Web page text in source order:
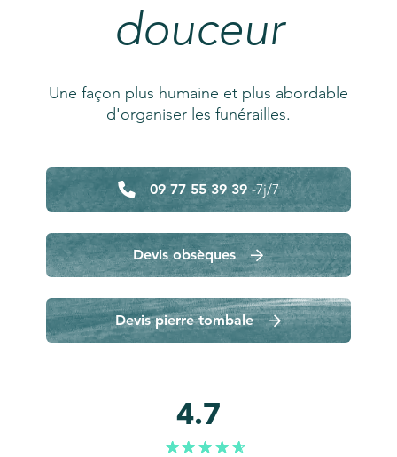
douceur
Une façon plus humaine et plus abordable
d'organiser les funérailles.
09 77 55 39 39 -7j/7
Devis obsèques
Devis pierre tombale
4.7